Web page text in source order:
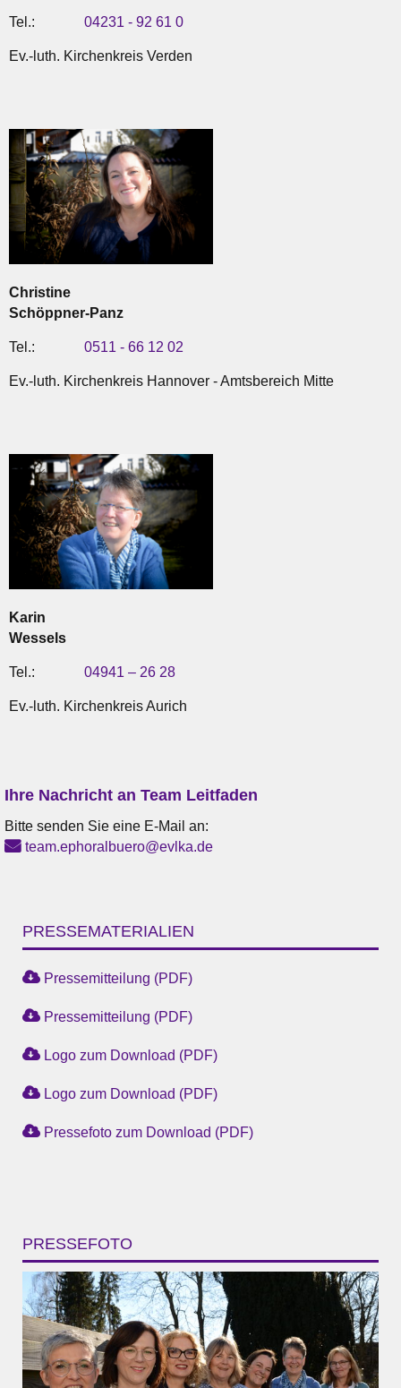
Tel.: 04231 - 92 61 0
Ev.-luth. Kirchenkreis Verden
Christine
Schöppner-Panz
Tel.: 0511 - 66 12 02
Ev.-luth. Kirchenkreis Hannover - Amtsbereich Mitte
Karin
Wessels
Tel.: 04941 – 26 28
Ev.-luth. Kirchenkreis Aurich
Ihre Nachricht an Team Leitfaden
Bitte senden Sie eine E-Mail an:
team.ephoralbuero@evlka.de
PRESSEMATERIALIEN
Pressemitteilung (PDF)
Pressemitteilung (PDF)
Logo zum Download (PDF)
Logo zum Download (PDF)
Pressefoto zum Download (PDF)
PRESSEFOTO